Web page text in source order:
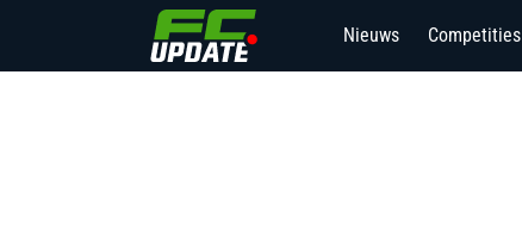
Nieuws Competities